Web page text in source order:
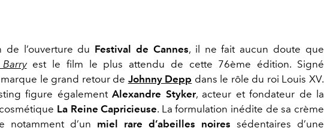
de l’ouverture du Festival de Cannes, il ne fait aucun doute que
est le film le plus attendu de cette 76ème édition. Signé
marque le grand retour de Johnny Depp dans le rôle du roi Louis XV.
figure égalementAlexandre Styker, acteur et fondateur de la
La Reine Capricieuse. La formulation inédite de sa crème
notamment d’un miel rare d’abeilles noires sédentaires d’une